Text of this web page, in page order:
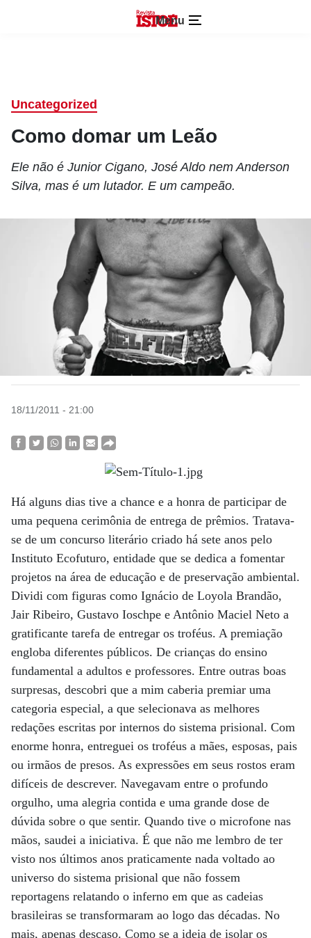
Menu
Uncategorized
Como domar um Leão
Ele não é Junior Cigano, José Aldo nem Anderson
Silva, mas é um lutador. E um campeão.
18/11/2011 - 21:00
Há alguns dias tive a chance e a honra de participar de
uma pequena cerimônia de entrega de prêmios. Tratava-
se de um concurso literário criado há sete anos pelo
Instituto Ecofuturo, entidade que se dedica a fomentar
projetos na área de educação e de preservação ambiental.
Dividi com figuras como Ignácio de Loyola Brandão,
Jair Ribeiro, Gustavo Ioschpe e Antônio Maciel Neto a
gratificante tarefa de entregar os troféus. A premiação
engloba diferentes públicos. De crianças do ensino
fundamental a adultos e professores. Entre outras boas
surpresas, descobri que a mim caberia premiar uma
categoria especial, a que selecionava as melhores
redações escritas por internos do sistema prisional. Com
enorme honra, entreguei os troféus a mães, esposas, pais
ou irmãos de presos. As expressões em seus rostos eram
difíceis de descrever. Navegavam entre o profundo
orgulho, uma alegria contida e uma grande dose de
dúvida sobre o que sentir. Quando tive o microfone nas
mãos, saudei a iniciativa. É que não me lembro de ter
visto nos últimos anos praticamente nada voltado ao
universo do sistema prisional que não fossem
reportagens relatando o inferno em que as cadeias
brasileiras se transformaram ao logo das décadas. No
mais, apenas descaso. Como se a ideia de isolar os